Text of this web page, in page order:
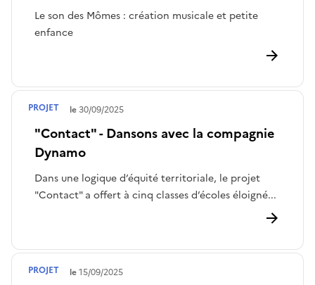
Le son des Mômes : création musicale et petite
enfance
"Contact" - Dansons avec la compagnie
Dynamo
Dans une logique d’équité territoriale, le projet
"Contact" a offert à cinq classes d’écoles éloigné...
Terminé le30/09/2025
PROJET
Terminé le15/09/2025
PROJET